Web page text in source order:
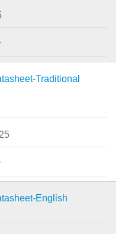
Traditional
English